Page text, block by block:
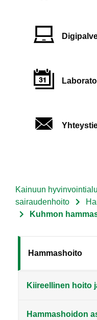
Kainuun
sairaudenhoito
Kuhmon
Sote
Menu
Asiakkaille
level
Hammashoito
Kiireellinen hoito
Hammashoidon